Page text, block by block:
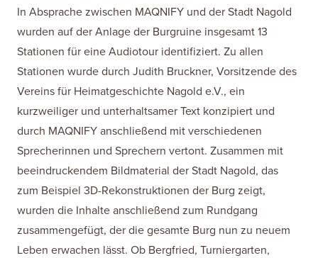
In Absprache zwischen MAQNIFY und der Stadt Nagold
wurden auf der Anlage der Burgruine insgesamt 13
Stationen für eine Audiotour identifiziert. Zu allen
Stationen wurde durch Judith Bruckner, Vorsitzende des
Vereins für Heimatgeschichte Nagold e.V., ein
kurzweiliger und unterhaltsamer Text konzipiert und
durch MAQNIFY anschließend mit verschiedenen
Sprecherinnen und Sprechern vertont. Zusammen mit
beeindruckendem Bildmaterial der Stadt Nagold, das
zum Beispiel 3D-Rekonstruktionen der Burg zeigt,
wurden die Inhalte anschließend zum Rundgang
zusammengefügt, der die gesamte Burg nun zu neuem
Leben erwachen lässt. Ob Bergfried, Turniergarten,